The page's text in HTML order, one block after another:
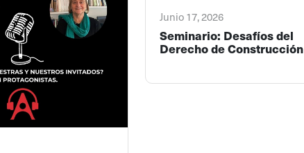
Junio 17, 2026
Seminario: Desafíos del
Derecho de Construcción